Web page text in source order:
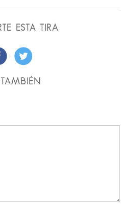
ESTA TIRA